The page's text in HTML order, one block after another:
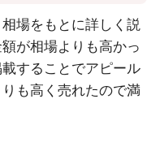
場をもとに詳しく説
が相場よりも高かっ
することでアピール
も高く売れたので満